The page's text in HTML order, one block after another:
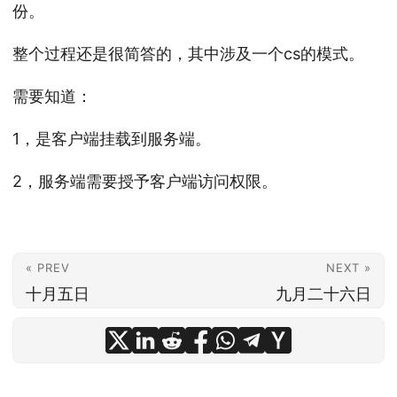
份。
整个过程还是很简答的，其中涉及一个cs的模式。
需要知道：
1，是客户端挂载到服务端。
2，服务端需要授予客户端访问权限。
« PREV
十月五日
NEXT »
九月二十六日